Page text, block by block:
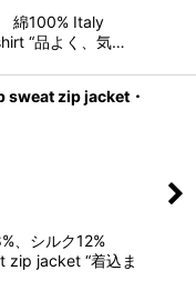
綿100% Italy
“品よく、気…
sweat zip jacket・
、シルク12%
jacket “着込ま